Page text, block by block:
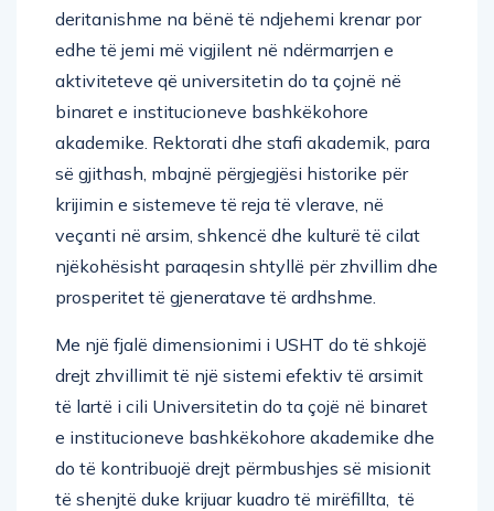
deritanishme na bënë të ndjehemi krenar por
edhe të jemi më vigjilent në ndërmarrjen e
aktiviteteve që universitetin do ta çojnë në
binaret e institucioneve bashkëkohore
akademike. Rektorati dhe stafi akademik, para
së gjithash, mbajnë përgjegjësi historike për
krijimin e sistemeve të reja të vlerave, në
veçanti në arsim, shkencë dhe kulturë të cilat
njëkohësisht paraqesin shtyllë për zhvillim dhe
prosperitet të gjeneratave të ardhshme.
Me një fjalë dimensionimi i USHT do të shkojë
drejt zhvillimit të një sistemi efektiv të arsimit
të lartë i cili Universitetin do ta çojë në binaret
e institucioneve bashkëkohore akademike dhe
do të kontribuojë drejt përmbushjes së misionit
të shenjtë duke krijuar kuadro të mirëfillta, të